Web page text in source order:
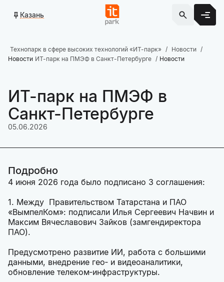
Казань
Технопарк в сфере высоких технологий «ИТ-парк»
Новости
Новости ИТ-парк на ПМЭФ в Санкт-Петербурге Новости
ИТ-парк на ПМЭФ в
Санкт-Петербурге
05.06.2026
Подробно
4 июня 2026 года было подписано 3 соглашения:
1. Между Правительством Татарстана и ПАО
«ВымпелКом»: подписали Илья Сергеевич Начвин и
Максим Вячеславович Зайков (замгендиректора
ПАО).
Предусмотрено развитие ИИ, работа с большими
данными, внедрение гео‑ и видеоаналитики,
обновление телеком‑инфраструктуры.